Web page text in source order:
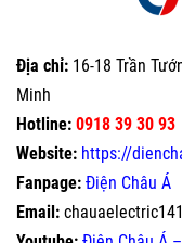
Địa chỉ: 16-18 Trần
Minh
Hotline: 0918 39 30 93
Website: https://
Fanpage: Điện Châu Á
Email: